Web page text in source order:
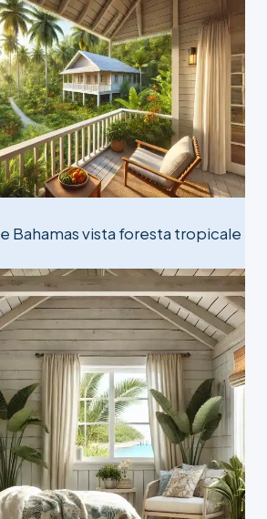
Bahamas vista foresta tropicale